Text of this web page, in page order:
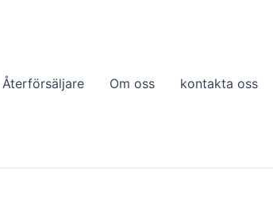
Återförsäljare Om oss kontakta oss